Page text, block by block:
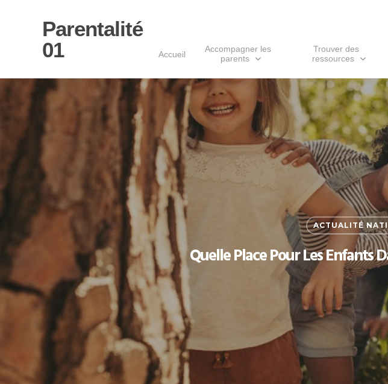
Appuyer sur Entrée pour rechercher ou sur ESC pour fermer
Parentalité
01
Accueil
Accompagner les
parents
Trouver des
ressources
ACTUALITÉ
Quelle Place Pour Les Enfants